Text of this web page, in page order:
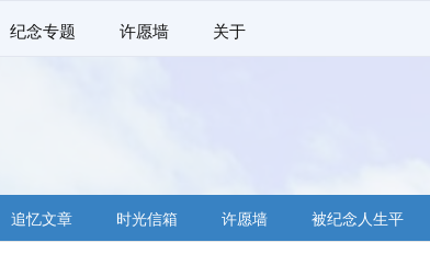
纪念专题 许愿墙 关于
追忆文章 时光信箱 许愿墙 被纪念人生平